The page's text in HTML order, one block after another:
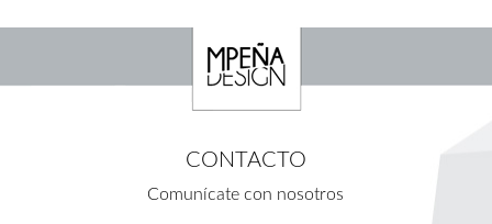
CONTACTO
Comunícate con nosotros